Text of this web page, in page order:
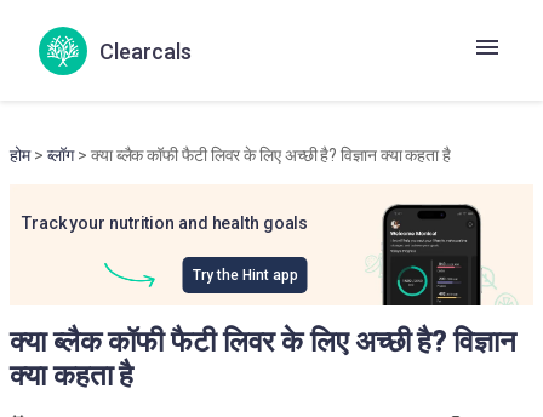
Clearcals
होम> ब्लॉग> क्या ब्लैक कॉफी फैटी लिवर के लिए अच्छी है? विज्ञान क्या कहता है
Track your nutrition and health goals
Try the Hint app
क्या ब्लैक कॉफी फैटी लिवर के लिए अच्छी है? विज्ञान
क्या कहता है